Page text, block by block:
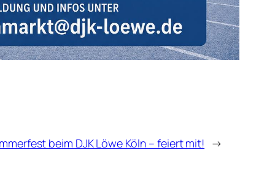
beim DJK Löwe Köln – feiert mit! →